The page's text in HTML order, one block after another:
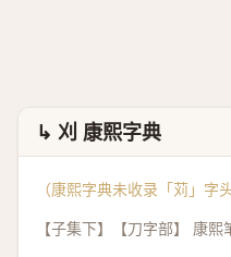
↳ 刈 康熙字典
（康熙字典未收录「苅」字
【子集下】【刀字部】 康